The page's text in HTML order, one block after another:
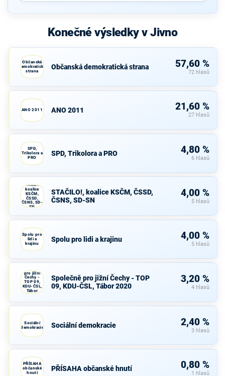
Konečné výsledky v Jivno
Občanská
demokratická
strana
Občanská demokratická strana 57,60 %
72 hlasů
ANO 2011 ANO 2011 21,60 %
27 hlasů
SPD,
Trikolora a
PRO
SPD, Trikolora a PRO 4,80 %
6 hlasů
STAČILO!,
koalice
KSČM,
ČSSD,
ČSNS, SD-
SN
STAČILO!, koalice KSČM, ČSSD,
ČSNS, SD-SN
4,00 %
5 hlasů
Spolu pro
lidi a
krajinu
Spolu pro lidi a krajinu 4,00 %
5 hlasů
pro jižní
Čechy -
TOP 09,
KDU-ČSL,
Tábor
2020
Společně pro jižní Čechy - TOP
09, KDU-ČSL, Tábor 2020
3,20 %
4 hlasů
Sociální
demokracie
Sociální demokracie 2,40 %
3 hlasů
PŘÍSAHA
občanské
hnutí
PŘÍSAHA občanské hnutí 0,80 %
1 hlasů